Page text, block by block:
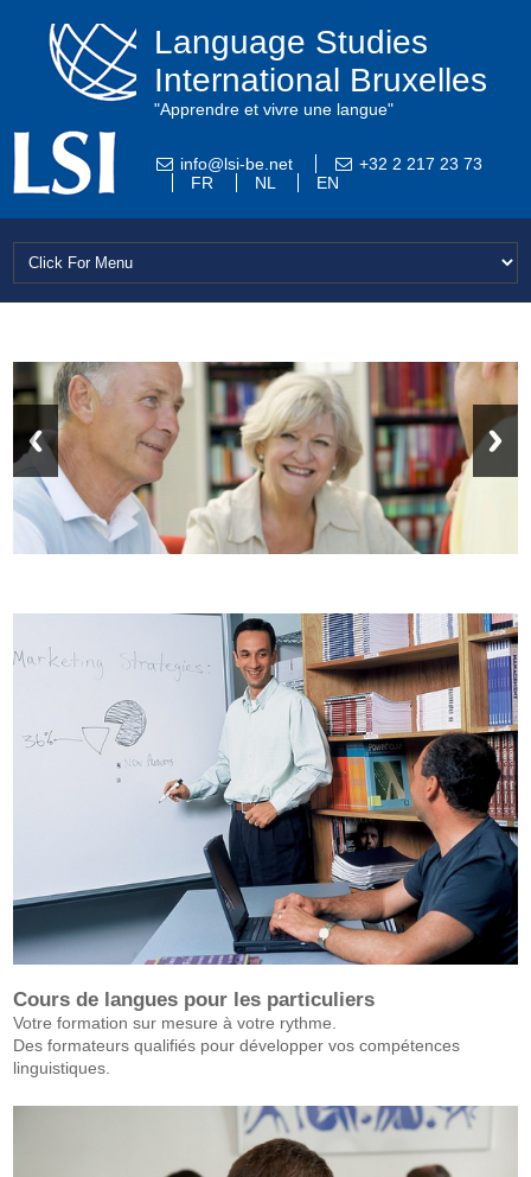
Language Studies
International Bruxelles
"Apprendre et vivre une langue"
info@lsi-be.net
+32 2 217 23 73
FR
NL EN
Cours de langues pour les particuliers
Votre formation sur mesure à votre rythme.
Des formateurs qualifiés pour développer vos compétences
linguistiques.